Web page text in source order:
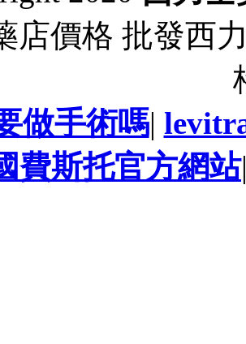
店價格 批發西
做手術嗎|
費斯托官方網站